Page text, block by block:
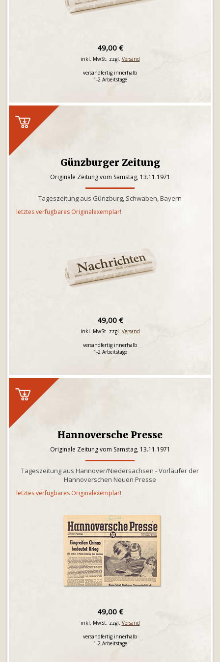
49,00 €
inkl. MwSt. zzgl. Versand
versandfertig innerhalb
1-2 Arbeitstage
Günzburger Zeitung
Originale Zeitung vom Samstag, 13.11.1971
Tageszeitung aus Günzburg, Schwaben, Bayern
letztes verfügbares Originalexemplar!
49,00 €
inkl. MwSt. zzgl. Versand
versandfertig innerhalb
1-2 Arbeitstage
Hannoversche Presse
Originale Zeitung vom Samstag, 13.11.1971
Tageszeitung aus Hannover/Niedersachsen - Vorläufer der
Hannoverschen Neuen Presse
letztes verfügbares Originalexemplar!
49,00 €
inkl. MwSt. zzgl. Versand
versandfertig innerhalb
1-2 Arbeitstage